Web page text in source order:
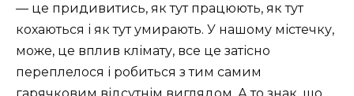
— це придивитись, як тут працюють, як тут
кохаються і як тут умирають. У нашому містечку,
може, це вплив клімату, все це затісно
переплелося і робиться з тим самим